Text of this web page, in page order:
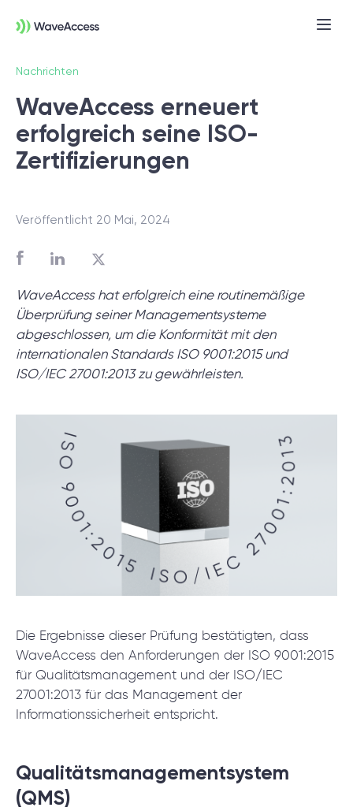
Nachrichten
WaveAccess erneuert
erfolgreich seine ISO-
Zertifizierungen
Veröffentlicht 20 Mai, 2024
WaveAccess hat erfolgreich eine routinemäßige
Überprüfung seiner Managementsysteme
abgeschlossen, um die Konformität mit den
internationalen Standards ISO 9001:2015 und
ISO/IEC 27001:2013 zu gewährleisten.
Die Ergebnisse dieser Prüfung bestätigten, dass
WaveAccess den Anforderungen der ISO 9001:2015
für Qualitätsmanagement und der ISO/IEC
27001:2013 für das Management der
Informationssicherheit entspricht.
Qualitätsmanagementsystem
(QMS)
Noch nicht sicher, was Sie
In einer Discovery-Session klären wir Ihre
Anforderungen, definieren Ziele und legen
das Fundament für ein erfolgreiches
Projektsetup.
DISCOVERY-SESSION STARTEN
Nachrichten
Cookie-Erklärung